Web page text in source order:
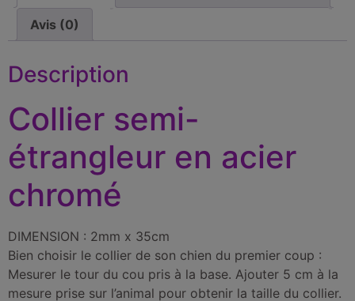
Avis (0)
Description
Collier semi-
étrangleur en acier
chromé
DIMENSION : 2mm x 35cm
Bien choisir le collier de son chien du premier coup :
Mesurer le tour du cou pris à la base. Ajouter 5 cm à la
mesure prise sur l’animal pour obtenir la taille du collier.